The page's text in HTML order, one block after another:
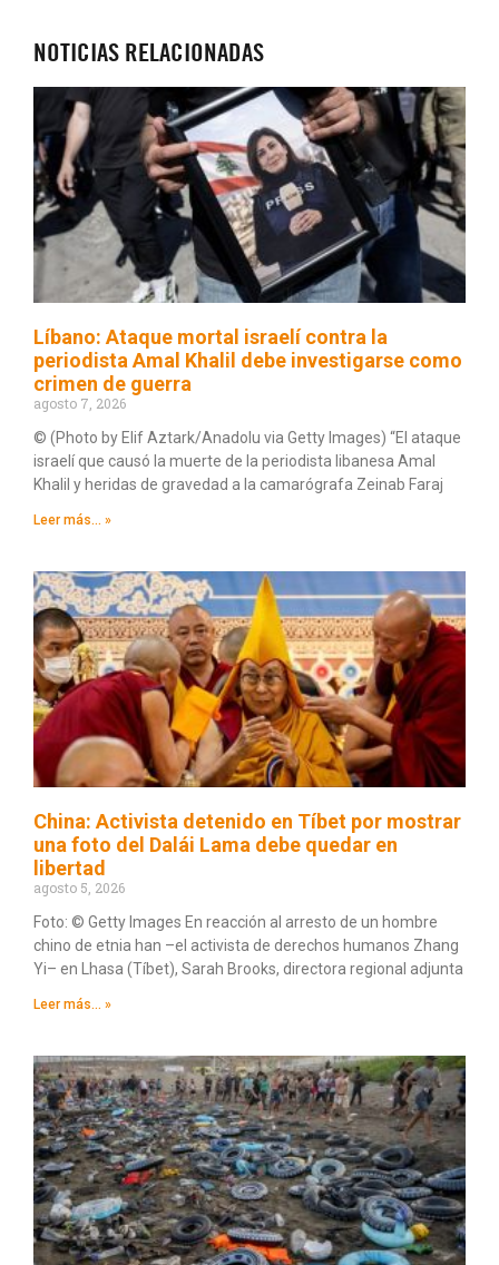
NOTICIAS RELACIONADAS
Líbano: Ataque mortal israelí contra la
periodista Amal Khalil debe investigarse como
crimen de guerra
agosto 7, 2026
© (Photo by Elif Aztark/Anadolu via Getty Images) “El ataque
israelí que causó la muerte de la periodista libanesa Amal
Khalil y heridas de gravedad a la camarógrafa Zeinab Faraj
Leer más... »
China: Activista detenido en Tíbet por mostrar
una foto del Dalái Lama debe quedar en
libertad
agosto 5, 2026
Foto: © Getty Images En reacción al arresto de un hombre
chino de etnia han –el activista de derechos humanos Zhang
Yi– en Lhasa (Tíbet), Sarah Brooks, directora regional adjunta
Leer más... »